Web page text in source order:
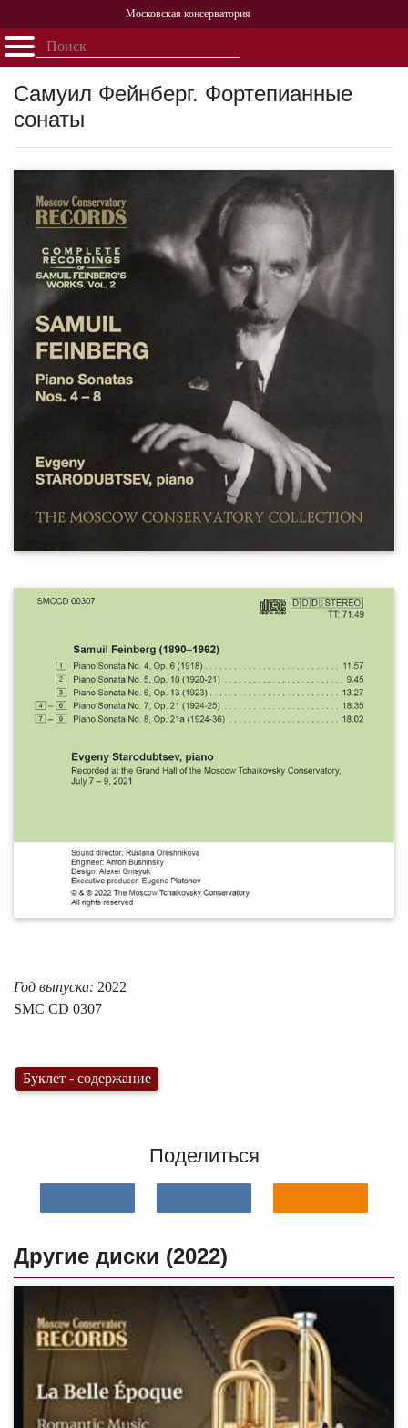
Московская консерватория
Открыть - закрыть
ГлавнаяСобытияАфишаУчеба НаукаСтруктураПерсоналии
История
Партнерство
Самуил Фейнберг. Фортепианные
сонаты
Год выпуска: 2022
SMC CD 0307
Буклет - содержание
Поделиться
Другие диски (2022)